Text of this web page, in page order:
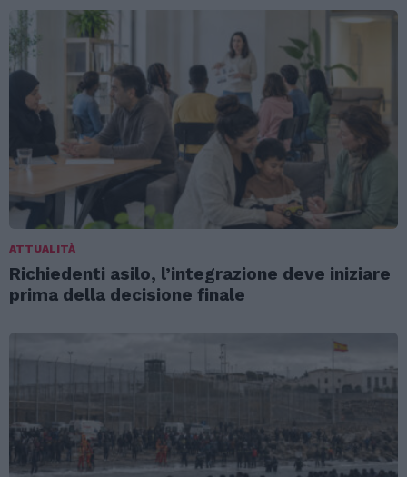
ATTUALITÀ
Richiedenti asilo, l’integrazione deve iniziare
prima della decisione finale